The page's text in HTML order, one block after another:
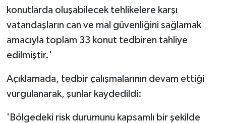
konutlarda oluşabilecek tehlikelere karşı
vatandaşların can ve mal güvenliğini sağlamak
amacıyla toplam 33 konut tedbiren tahliye
edilmiştir.'
Açıklamada, tedbir çalışmalarının devam ettiği
vurgulanarak, şunlar kaydedildi:
'Bölgedeki risk durumunu kapsamlı bir şekilde